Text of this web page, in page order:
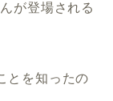
が登場される
とを知ったの